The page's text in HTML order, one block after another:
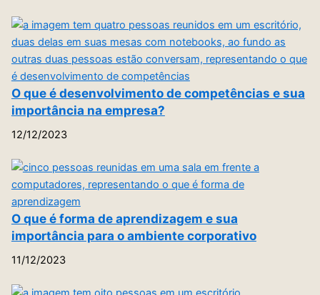
O que é desenvolvimento de competências e sua
importância na empresa?
12/12/2023
O que é forma de aprendizagem e sua
importância para o ambiente corporativo
11/12/2023